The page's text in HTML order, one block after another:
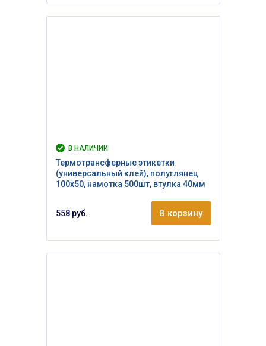
В НАЛИЧИИ
Термотрансферные этикетки
(универсальный клей), полуглянец
100х50, намотка 500шт, втулка 40мм
558 руб. В корзину